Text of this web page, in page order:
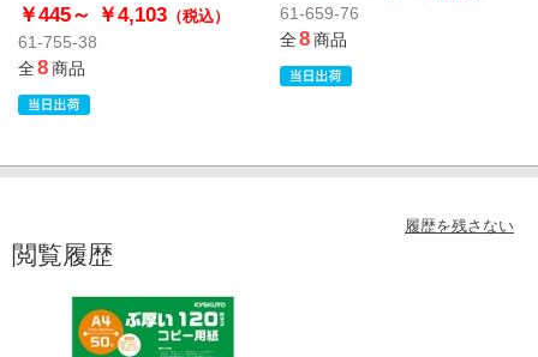
￥445～ ￥4,103 （税込）
61-755-38
全8商品
61-659-76
全8商品
履歴を残さない
閲覧履歴